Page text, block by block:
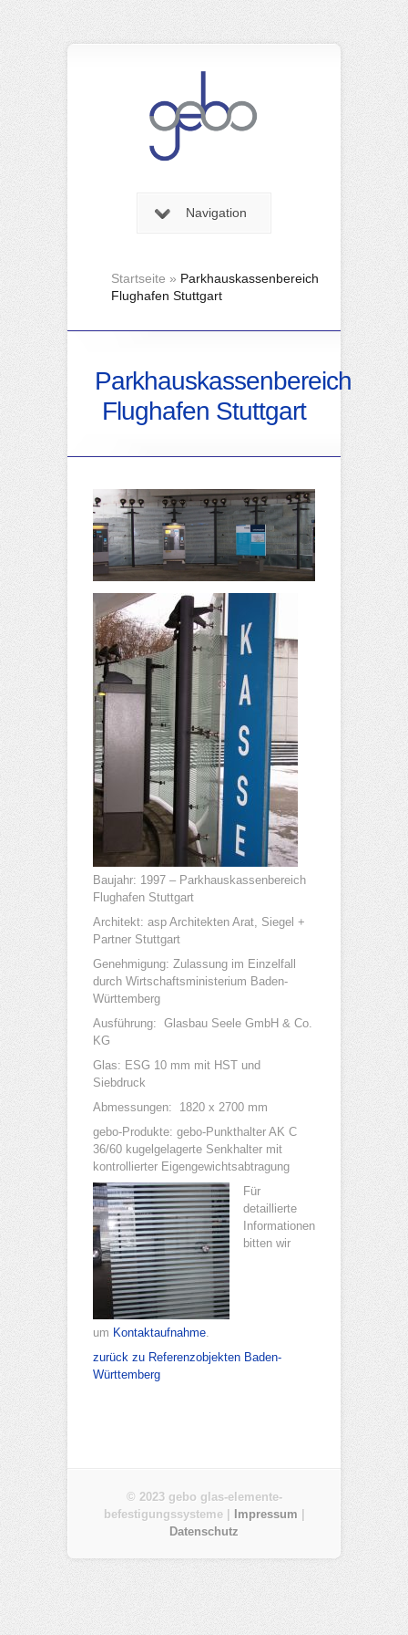
Navigation
Startseite » Parkhauskassenbereich
Flughafen Stuttgart
Parkhauskassenbereich
Flughafen Stuttgart
Baujahr: 1997 – Parkhauskassenbereich
Flughafen Stuttgart
Architekt: asp Architekten Arat, Siegel +
Partner Stuttgart
Genehmigung: Zulassung im Einzelfall
durch Wirtschaftsministerium Baden-
Württemberg
Ausführung: Glasbau Seele GmbH & Co.
KG
Glas: ESG 10 mm mit HST und
Siebdruck
Abmessungen: 1820 x 2700 mm
gebo-Produkte: gebo-Punkthalter AK C
36/60 kugelgelagerte Senkhalter mit
kontrollierter Eigengewichtsabtragung
Für
detaillierte
Informationen
bitten wir
um Kontaktaufnahme.
zurück zu Referenzobjekten Baden-
Württemberg
© 2023 gebo glas-elemente-
befestigungssysteme |
Impressum
Datenschutz